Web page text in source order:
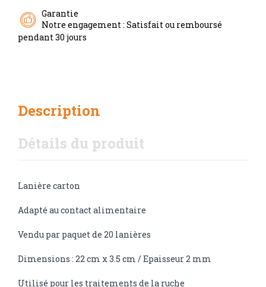
Garantie
Notre engagement : Satisfait ou remboursé
pendant 30 jours
Description
Détails du produit
Lanière carton
Adapté au contact alimentaire
Vendu par paquet de 20 lanières
Dimensions : 22 cm x 3.5 cm / Epaisseur 2 mm
Utilisé pour les traitements de la ruche